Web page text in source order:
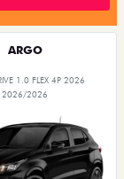
ARGO
1.0 FLEX 4P 2026
2026/2026